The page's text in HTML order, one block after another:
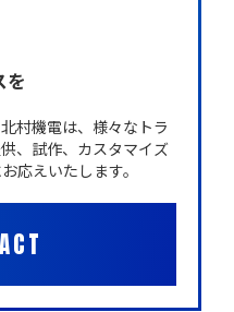
を
村機電は、様々なトラ
、試作、カスタマイズ
応えいたします。